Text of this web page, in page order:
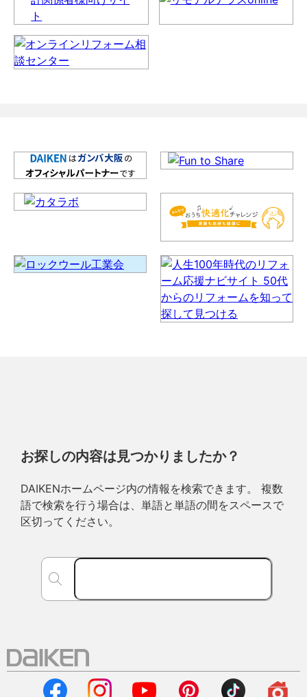
お探しの内容は見つかりましたか？
DAIKENホームページ内の情報を検索できます。 複数
語で検索を行う場合は、単語と単語の間をスペースで
区切ってください。